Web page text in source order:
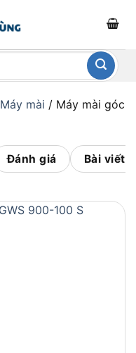
Máy mài / Máy mài góc
Đánh giá Bài viết